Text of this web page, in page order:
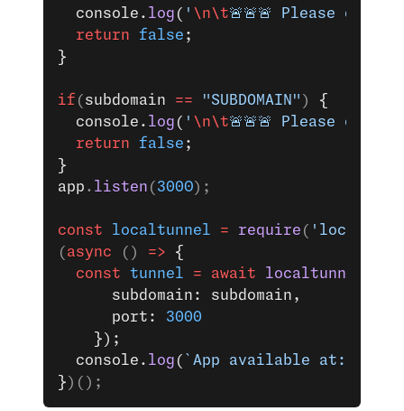
  console.
log ( ' \n\t🚨🚨🚨 Please
  return
false ;
}
if ( subdomain == "SUBDOMAIN" ) {
  console.
log ( ' \n\t🚨🚨🚨 Please
  return
false ;
}
app . listen ( 3000);
const localtunnel = require (
( async () => {
  const
tunnel = await localtunnel
      subdomain: subdomain,
      port:
3000
    });
  console.
log ( `App available at: ${
} )();